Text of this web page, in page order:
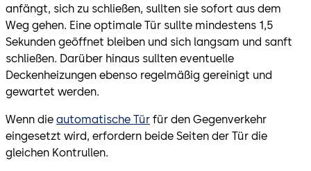
anfängt, sich zu schließen, sullten sie sofort aus dem
Weg gehen. Eine optimale Tür sullte mindestens 1,5
Sekunden geöffnet bleiben und sich langsam und sanft
schließen. Darüber hinaus sullten eventuelle
Deckenheizungen ebenso regelmäßig gereinigt und
gewartet werden.
Wenn die automatische Tür für den Gegenverkehr
eingesetzt wird, erfordern beide Seiten der Tür die
gleichen Kontrullen.